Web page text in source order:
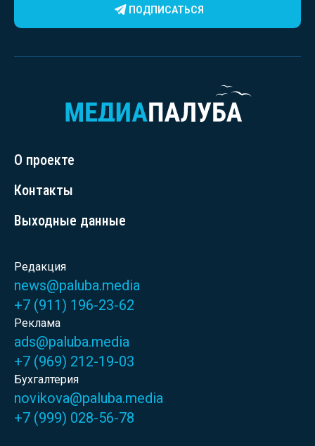
ПОДПИСАТЬСЯ
О проекте
Контакты
Выходные данные
Редакция
news@paluba.media
+7 (911) 196-23-62
Реклама
ads@paluba.media
+7 (969) 212-19-03
Бухгалтерия
novikova@paluba.media
+7 (999) 028-56-78